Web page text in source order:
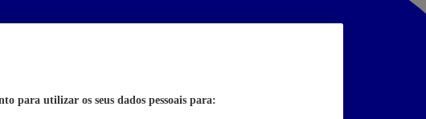
para utilizar os seus dados pessoais para: